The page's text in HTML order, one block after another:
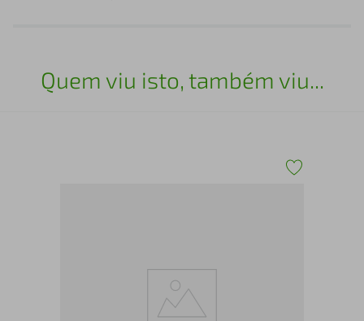
Quem viu isto, também viu...